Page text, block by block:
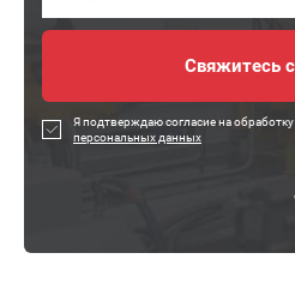
Я подтверждаю согласие на обработку
персональных данных